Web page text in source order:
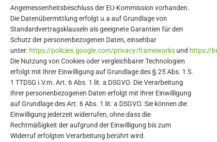
Angemessenheitsbeschluss der EU-Kommission vorhanden.
Die Datenübermittlung erfolgt u.a auf Grundlage von
Standardvertragsklauseln als geeignete Garantien für den
Schutz der personenbezogenen Daten, einsehbar
unter: https://policies.google.com/privacy/frameworks und https://
Die Nutzung von Cookies oder vergleichbarer Technologien
erfolgt mit Ihrer Einwilligung auf Grundlage des § 25 Abs. 1 S.
1 TTDSG i.V.m. Art. 6 Abs. 1 lit. a DSGVO. Die Verarbeitung
Ihrer personenbezogenen Daten erfolgt mit Ihrer Einwilligung
auf Grundlage des Art. 6 Abs. 1 lit. a DSGVO. Sie können die
Einwilligung jederzeit widerrufen, ohne dass die
Rechtmäßigkeit der aufgrund der Einwilligung bis zum
Widerruf erfolgten Verarbeitung berührt wird.